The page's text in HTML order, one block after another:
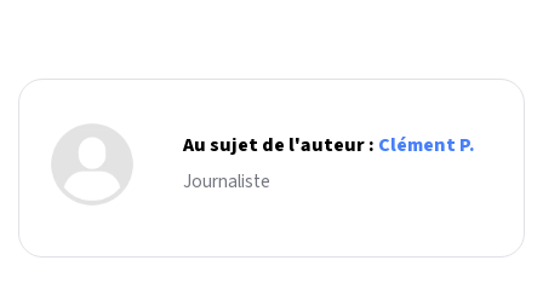
Au sujet de l'auteur : Clément P.
Journaliste